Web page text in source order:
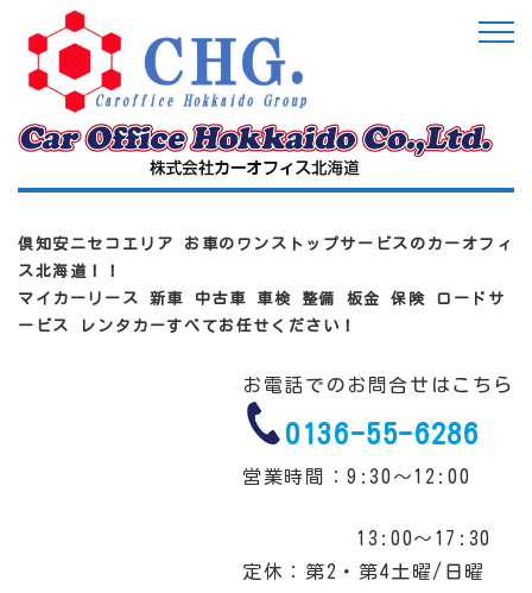
倶知安ニセコエリア お車のワンストップサービスのカーオフィ
ス北海道！！
マイカーリース 新車 中古車 車検 整備 板金 保険 ロードサ
ービス レンタカーすべてお任せください！
お電話でのお問合せはこちら
0136-55-6286
営業時間：9:30～12:00
13:00～17:30
定休：第2・第4土曜/日曜